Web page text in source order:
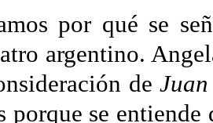
por qué se
argentino.
de
porque se